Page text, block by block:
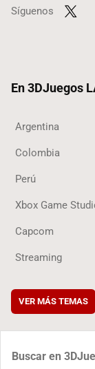
Síguenos
En 3DJuegos
Argentina
Colombia
Perú
Xbox Game
Capcom
Streaming
VER MÁS TEMAS